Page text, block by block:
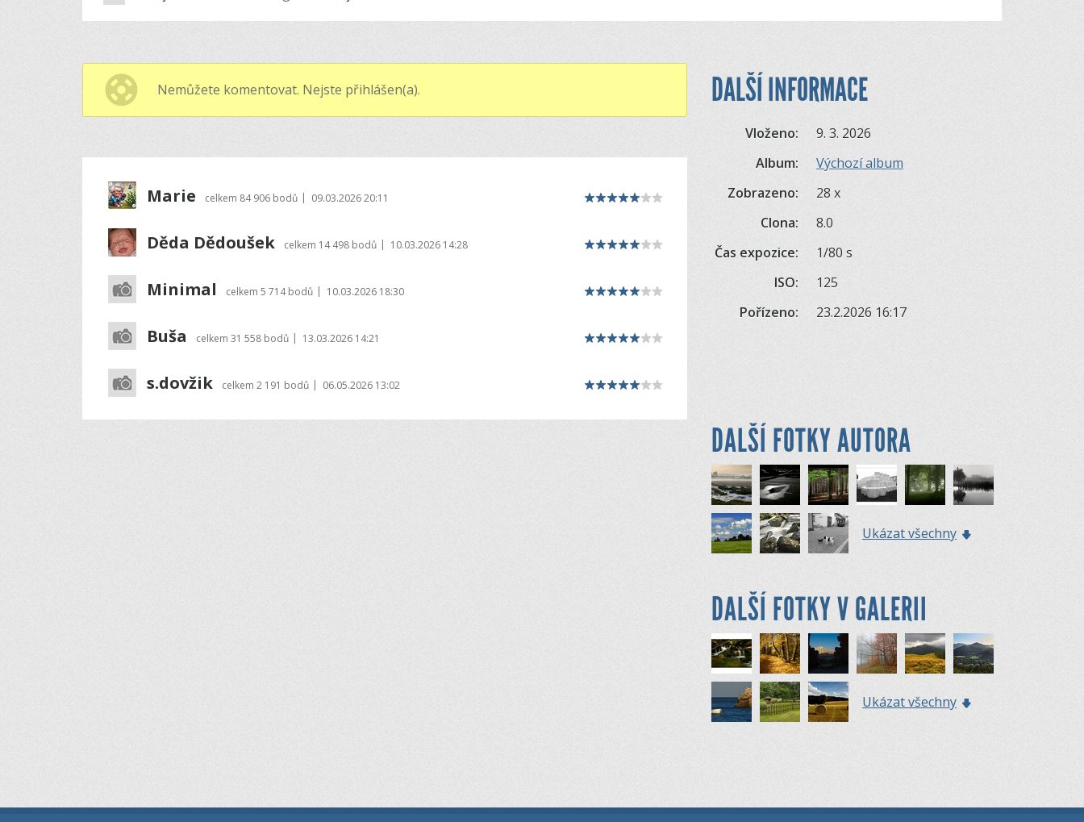
Nemůžete komentovat. Nejste přihlášen(a).
Marie celkem 84 906 bodů | 09.03.2026 20:11
Děda Dědoušek celkem 14 498 bodů | 10.03.2026 14:28
Minimal celkem 5 714 bodů | 10.03.2026 18:30
Buša celkem 31 558 bodů | 13.03.2026 14:21
s.dovžik celkem 2 191 bodů | 06.05.2026 13:02
DALŠÍ INFORMACE
Vloženo:
9. 3. 2026
Album:
Výchozí album
Zobrazeno:
28 x
Clona:
8.0
Čas expozice:
1/80 s
ISO:
125
Pořízeno:
23.2.2026 16:17
DALŠÍ FOTKY AUTORA
Ukázat všechny
DALŠÍ FOTKY V GALERII
Ukázat všechny